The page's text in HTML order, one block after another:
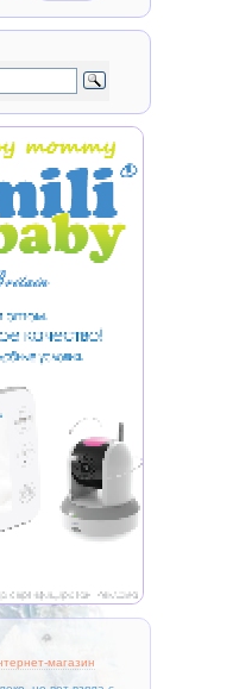
магазин